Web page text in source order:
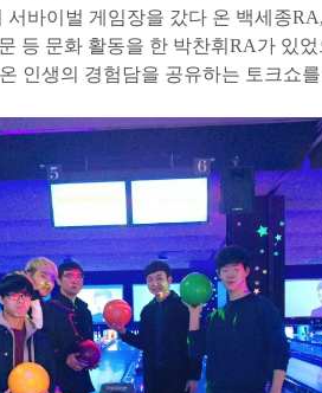
바이벌 게임장을 갔다 온 백세종
등 문화 활동을 한 박찬휘RA가 있었
인생의 경험담을 공유하는 토크쇼